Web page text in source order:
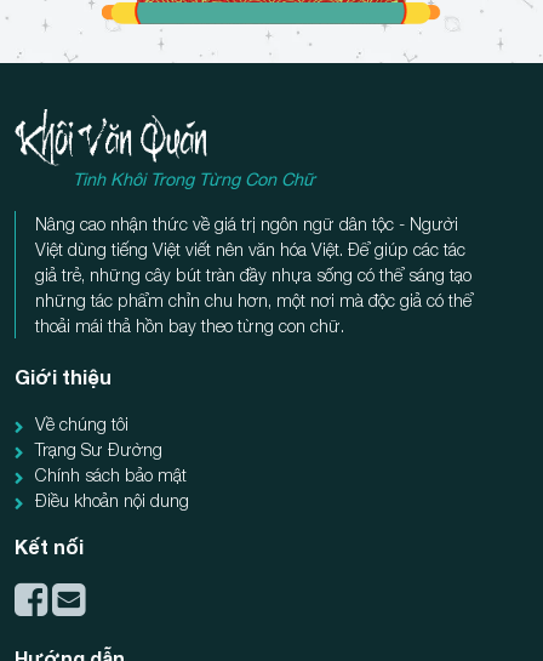
Tinh Khôi Trong Từng Con Chữ
Nâng cao nhận thức về giá trị ngôn ngữ dân tộc - Người
Việt dùng tiếng Việt viết nên văn hóa Việt. Để giúp các tác
giả trẻ, những cây bút tràn đầy nhựa sống có thể sáng tạo
những tác phẩm chỉn chu hơn, một nơi mà độc giả có thể
thoải mái thả hồn bay theo từng con chữ.
Giới thiệu
Về chúng tôi
Trạng Sư Đường
Chính sách bảo mật
Điều khoản nội dung
Kết nối